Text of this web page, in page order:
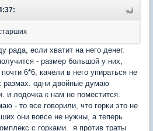
рада, если хватит на него денег.
- размер большой у них,
6*6, качели в него упираться не
размах. одни двойные думаю
и лодочка к нам не поместится.
- то все говорили, что горки это не
они вовсе не нужны, а теперь
с горками. я против траты